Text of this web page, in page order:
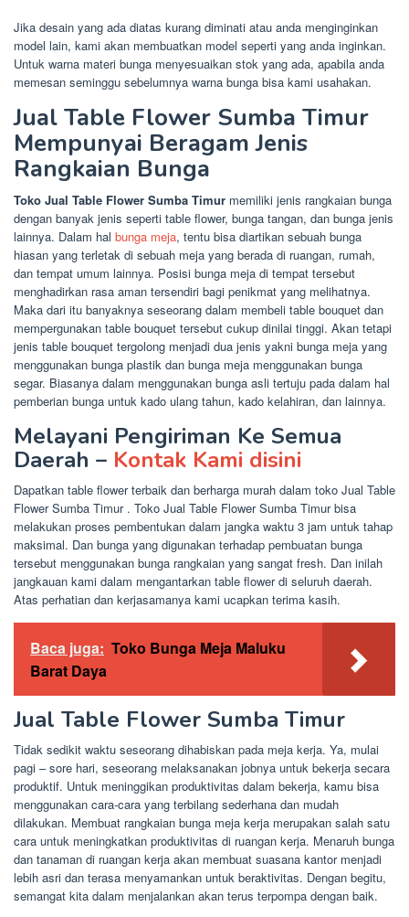
Jika desain yang ada diatas kurang diminati atau anda menginginkan
model lain, kami akan membuatkan model seperti yang anda inginkan.
Untuk warna materi bunga menyesuaikan stok yang ada, apabila anda
memesan seminggu sebelumnya warna bunga bisa kami usahakan.
Jual Table Flower Sumba Timur
Mempunyai Beragam Jenis
Rangkaian Bunga
Toko Jual Table Flower Sumba Timur memiliki jenis rangkaian bunga
dengan banyak jenis seperti table flower, bunga tangan, dan bunga jenis
lainnya. Dalam hal bunga meja, tentu bisa diartikan sebuah bunga
hiasan yang terletak di sebuah meja yang berada di ruangan, rumah,
dan tempat umum lainnya. Posisi bunga meja di tempat tersebut
menghadirkan rasa aman tersendiri bagi penikmat yang melihatnya.
Maka dari itu banyaknya seseorang dalam membeli table bouquet dan
mempergunakan table bouquet tersebut cukup dinilai tinggi. Akan tetapi
jenis table bouquet tergolong menjadi dua jenis yakni bunga meja yang
menggunakan bunga plastik dan bunga meja menggunakan bunga
segar. Biasanya dalam menggunakan bunga asli tertuju pada dalam hal
pemberian bunga untuk kado ulang tahun, kado kelahiran, dan lainnya.
Melayani Pengiriman Ke Semua
Daerah – Kontak Kami disini
Dapatkan table flower terbaik dan berharga murah dalam toko Jual Table
Flower Sumba Timur . Toko Jual Table Flower Sumba Timur bisa
melakukan proses pembentukan dalam jangka waktu 3 jam untuk tahap
maksimal. Dan bunga yang digunakan terhadap pembuatan bunga
tersebut menggunakan bunga rangkaian yang sangat fresh. Dan inilah
jangkauan kami dalam mengantarkan table flower di seluruh daerah.
Atas perhatian dan kerjasamanya kami ucapkan terima kasih.
Baca juga: Toko Bunga Meja Maluku
Barat Daya
Jual Table Flower Sumba Timur
Tidak sedikit waktu seseorang dihabiskan pada meja kerja. Ya, mulai
pagi – sore hari, seseorang melaksanakan jobnya untuk bekerja secara
produktif. Untuk meninggikan produktivitas dalam bekerja, kamu bisa
menggunakan cara-cara yang terbilang sederhana dan mudah
dilakukan. Membuat rangkaian bunga meja kerja merupakan salah satu
cara untuk meningkatkan produktivitas di ruangan kerja. Menaruh bunga
dan tanaman di ruangan kerja akan membuat suasana kantor menjadi
lebih asri dan terasa menyamankan untuk beraktivitas. Dengan begitu,
semangat kita dalam menjalankan akan terus terpompa dengan baik.